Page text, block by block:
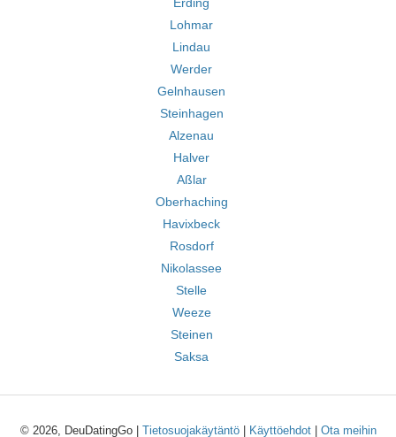
Lohmar
Lindau
Werder
Gelnhausen
Steinhagen
Alzenau
Halver
Aßlar
Oberhaching
Havixbeck
Rosdorf
Nikolassee
Stelle
Weeze
Steinen
Saksa
© 2026, DeuDatingGo | Tietosuojakäytäntö| Käyttöehdot| Ota meihin